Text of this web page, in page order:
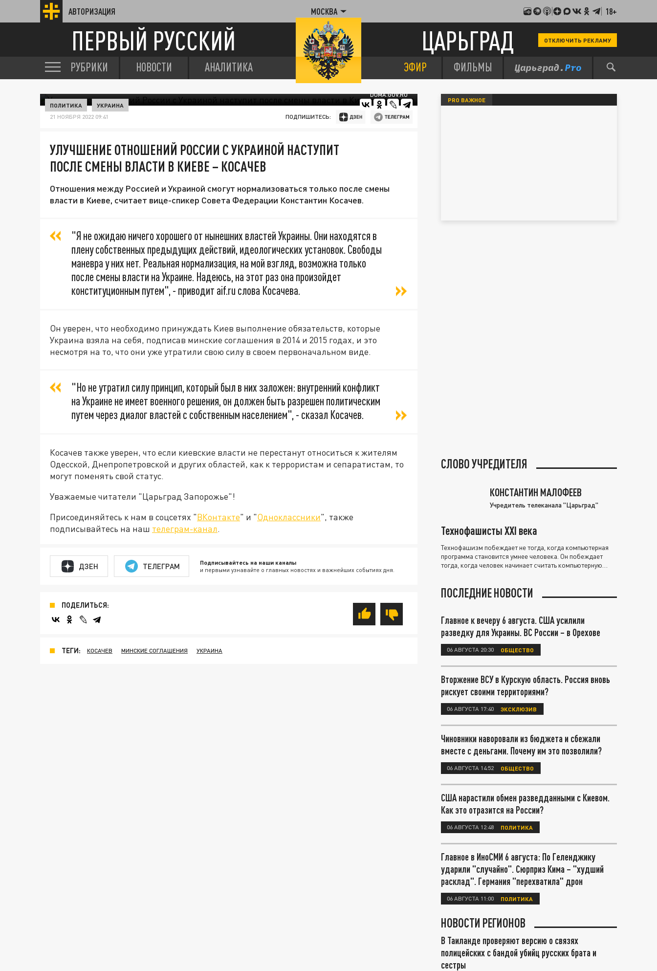
АВТОРИЗАЦИЯ МОСКВА 18+
ПЕРВЫЙ РУССКИЙ ЦАРЬГРАД ОТКЛЮЧИТЬ РЕКЛАМУ
РУБРИКИ НОВОСТИ АНАЛИТИКА ЭФИР ФИЛЬМЫ
DUMA.GOV.RU
ПОЛИТИКА УКРАИНА
21 НОЯБРЯ 2022 09:41 ПОДПИШИТЕСЬ:
УЛУЧШЕНИЕ ОТНОШЕНИЙ РОССИИ С УКРАИНОЙ НАСТУПИТ
ПОСЛЕ СМЕНЫ ВЛАСТИ В КИЕВЕ – КОСАЧЕВ
Отношения между Россией и Украиной смогут нормализоваться только после смены
власти в Киеве, считает вице-спикер Совета Федерации Константин Косачев.
"Я не ожидаю ничего хорошего от нынешних властей Украины. Они находятся в
плену собственных предыдущих действий, идеологических установок. Свободы
маневра у них нет. Реальная нормализация, на мой взгляд, возможна только
после смены власти на Украине. Надеюсь, на этот раз она произойдет
конституционным путем", - приводит aif.ru слова Косачева.
Он уверен, что необходимо принуждать Киев выполнение обязательств, которые
Украина взяла на себя, подписав минские соглашения в 2014 и 2015 годах, и это
несмотря на то, что они уже утратили свою силу в своем первоначальном виде.
"Но не утратил силу принцип, который был в них заложен: внутренний конфликт
на Украине не имеет военного решения, он должен быть разрешен политическим
путем через диалог властей с собственным населением", - сказал Косачев.
Косачев также уверен, что если киевские власти не перестанут относиться к жителям
Одесской, Днепропетровской и других областей, как к террористам и сепаратистам, то
могут поменять свой статус.
Уважаемые читатели "Царьград Запорожье"!
Присоединяйтесь к нам в соцсетях "ВКонтакте" и "Одноклассники", также
подписывайтесь на наш телеграм-канал.
ДЗЕН ТЕЛЕГРАМ Подписывайтесь на наши каналы
и первыми узнавайте о главных новостях и важнейших событиях дня.
ПОДЕЛИТЬСЯ:
ТЕГИ: КОСАЧЕВ МИНСКИЕ СОГЛАШЕНИЯ УКРАИНА
PRO ВАЖНОЕ
СЛОВО УЧРЕДИТЕЛЯ
КОНСТАНТИН МАЛОФЕЕВ
Учредитель телеканала "Царьград"
Технофашисты XXI века
Технофашизм побеждает не тогда, когда компьютерная
программа становится умнее человека. Он побеждает
тогда, когда человек начинает считать компьютерную
ПОСЛЕДНИЕ НОВОСТИ
Главное к вечеру 6 августа. США усилили
разведку для Украины. ВС России – в Орехове
06 АВГУСТА 20:30 ОБЩЕСТВО
Вторжение ВСУ в Курскую область. Россия вновь
рискует своими территориями?
06 АВГУСТА 17:40 ЭКСКЛЮЗИВ
Чиновники наворовали из бюджета и сбежали
вместе с деньгами. Почему им это позволили?
06 АВГУСТА 14:52 ОБЩЕСТВО
США нарастили обмен разведданными с Киевом.
Как это отразится на России?
06 АВГУСТА 12:48 ПОЛИТИКА
Главное в ИноСМИ 6 августа: По Геленджику
ударили "случайно". Сюрприз Кима – "худший
расклад". Германия "перехватила" дрон
06 АВГУСТА 11:00 ПОЛИТИКА
НОВОСТИ РЕГИОНОВ
В Таиланде проверяют версию о связях
полицейских с бандой убийц русских брата и
сестры